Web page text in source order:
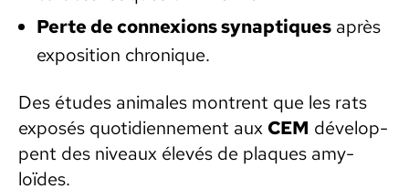
Perte de con­nex­ions synap­tiques après
expo­si­tion chronique.
Des études ani­males mon­trent que les rats
exposés quo­ti­di­en­nement aux CEM dévelop­
pent des niveaux élevés de plaques amy­
loïdes.